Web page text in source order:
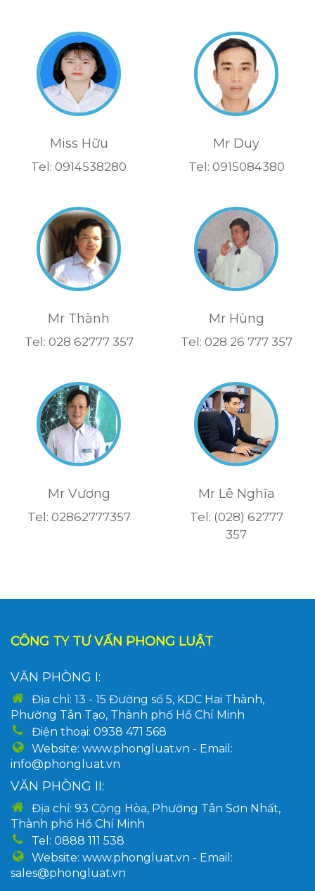
Miss Hữu
Tel: 0914538280
Mr Duy
Tel: 0915084380
Mr Thành
Tel: 028 62777 357
Mr Hùng
Tel: 028 26 777 357
Mr Vương
Tel: 02862777357
Mr Lê Nghĩa
Tel: (028) 62777
357
CÔNG TY TƯ VẤN PHONG LUẬT
VĂN PHÒNG I:
Địa chỉ: 13 - 15 Đường số 5, KDC Hai Thành,
Phường Tân Tạo, Thành phố Hồ Chí Minh
Điện thoại: 0938 471 568
Website: www.phongluat.vn - Email:
info@phongluat.vn
VĂN PHÒNG II:
Địa chỉ: 93 Cộng Hòa, Phường Tân Sơn Nhất,
Thành phố Hồ Chí Minh
Tel: 0888 111 538
Website: www.phongluat.vn - Email:
sales@phongluat.vn